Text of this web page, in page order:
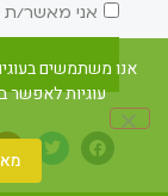
אני מאשר/
אנו משתמשים
עוגיות לאפשר